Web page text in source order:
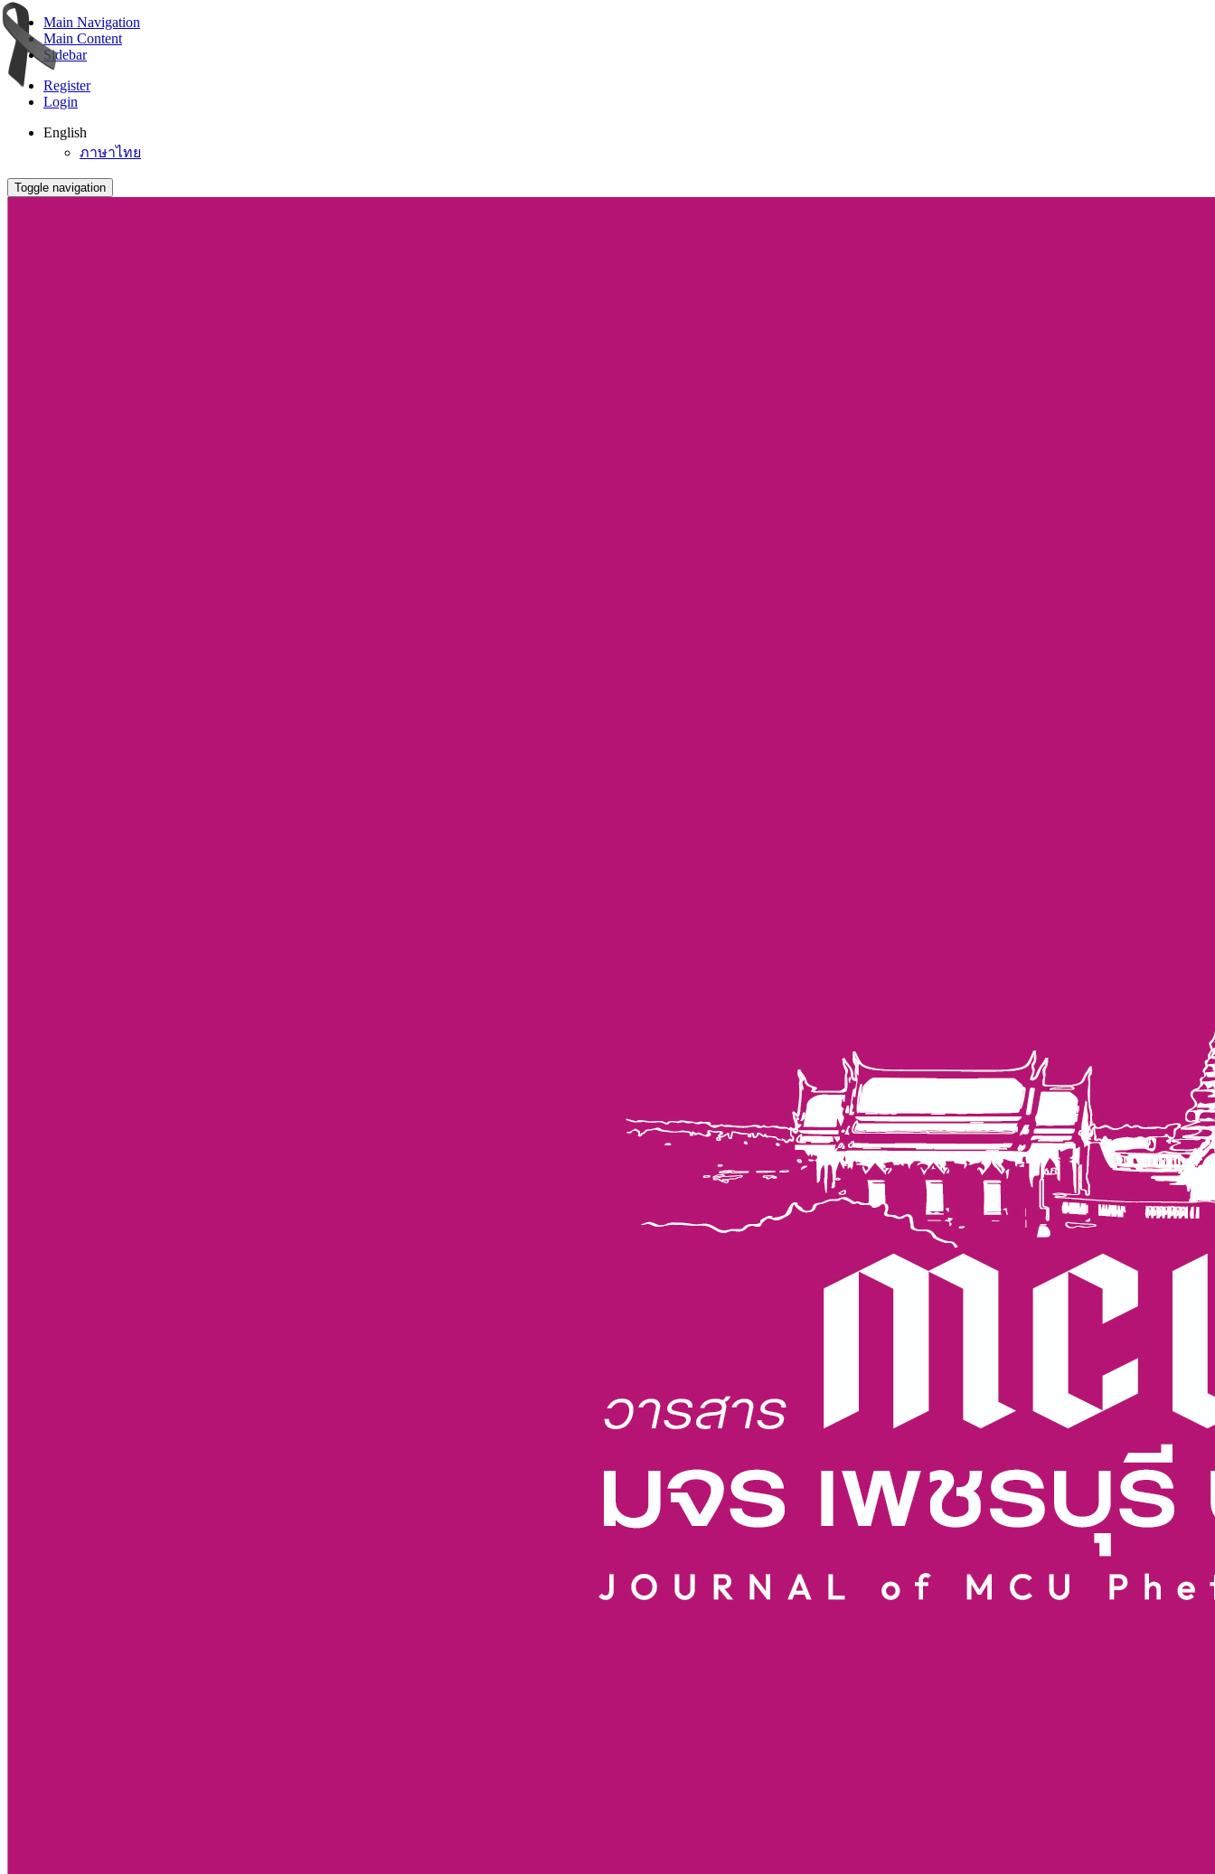
Main Navigation
Main Content
Sidebar
Register
Login
English
ภาษาไทย
Toggle navigation